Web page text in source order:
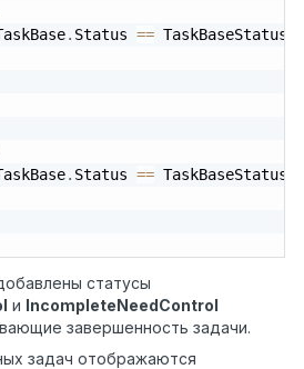
. Status == TaskBaseStatus
. Status == TaskBaseStatus
статусы
и IncompleteNeedControl
завершенность задачи.
задач отображаются